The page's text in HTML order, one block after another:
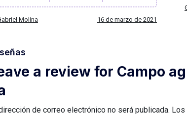
Molina 16 de marzo de 2021
a review for Campo
de correo electrónico no será publicada.